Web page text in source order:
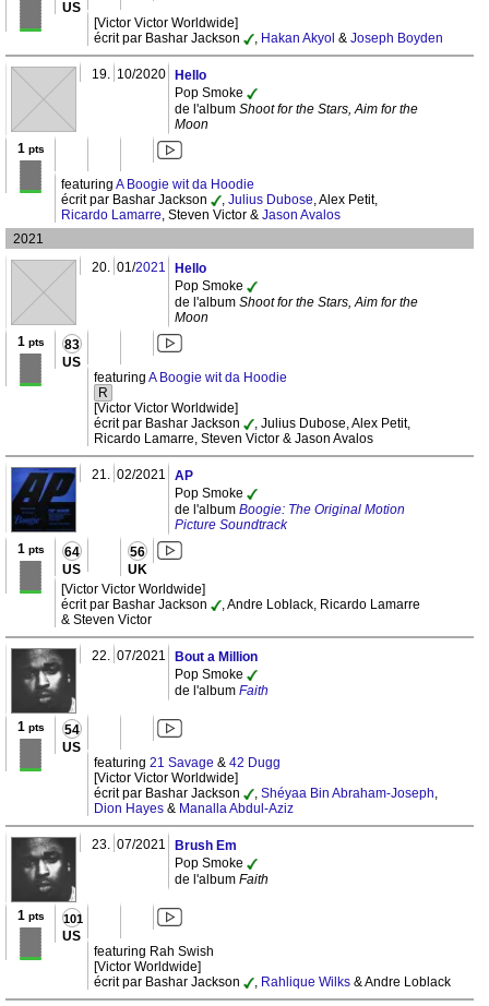
US
[Victor Victor Worldwide]
écrit par Bashar Jackson
, Hakan Akyol & Joseph Boyden
19. 10/2020
Hello
Pop Smoke
de l'album Shoot for the Stars, Aim for the
Moon
1 pts
featuring A Boogie wit da Hoodie
écrit par Bashar Jackson
, Julius Dubose, Alex Petit,
Ricardo Lamarre, Steven Victor & Jason Avalos
2021
20. 01/2021
Hello
Pop Smoke
de l'album Shoot for the Stars, Aim for the
Moon
1 pts 83
US
featuring A Boogie wit da Hoodie
R
[Victor Victor Worldwide]
écrit par Bashar Jackson
, Julius Dubose, Alex Petit,
Ricardo Lamarre, Steven Victor & Jason Avalos
21. 02/2021
AP
Pop Smoke
de l'album Boogie: The Original Motion
Picture Soundtrack
1 pts 64
US
56
UK
[Victor Victor Worldwide]
écrit par Bashar Jackson
, Andre Loblack, Ricardo Lamarre
& Steven Victor
22. 07/2021
Bout a Million
Pop Smoke
de l'album Faith
1 pts 54
US
featuring 21 Savage & 42 Dugg
[Victor Victor Worldwide]
écrit par Bashar Jackson
, Shéyaa Bin Abraham-Joseph,
Dion Hayes & Manalla Abdul-Aziz
23. 07/2021
Brush Em
Pop Smoke
de l'album Faith
1 pts
101
US
featuring Rah Swish
[Victor Worldwide]
écrit par Bashar Jackson
, Rahlique Wilks & Andre Loblack